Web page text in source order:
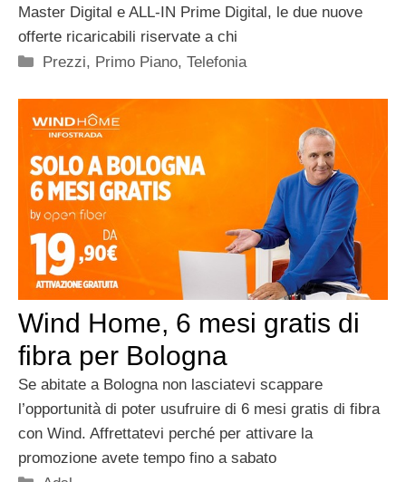
Master Digital e ALL-IN Prime Digital, le due nuove
offerte ricaricabili riservate a chi
Categorie
Prezzi, Primo Piano,Telefonia
Wind Home, 6 mesi gratis di
fibra per Bologna
Se abitate a Bologna non lasciatevi scappare
l’opportunità di poter usufruire di 6 mesi gratis di fibra
con Wind. Affrettatevi perché per attivare la
promozione avete tempo fino a sabato